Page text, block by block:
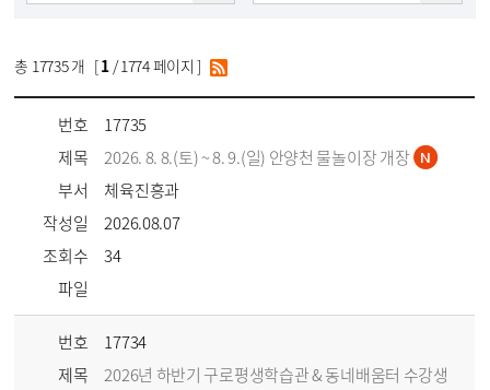
총 17735개 [1/ 1774 페이지 ]
번호
17735
제목
2026. 8. 8.(토) ~ 8. 9.(일) 안양천 물놀이장 개장
부서
체육진흥과
작성일
2026.08.07
조회수
34
파일
번호
17734
제목
2026년 하반기 구로평생학습관 & 동네배움터 수강생